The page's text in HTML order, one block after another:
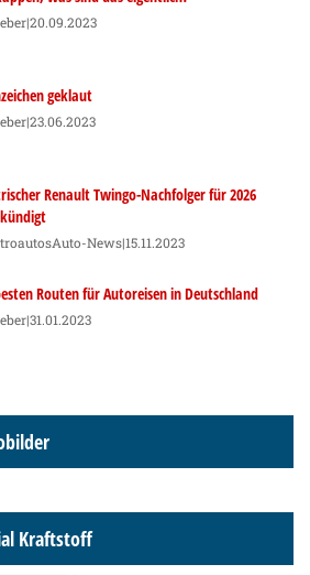
|20.09.2023
geklaut
|23.06.2023
Renault Twingo-Nachfolger für 2026
Auto-News|15.11.2023
Routen für Autoreisen in Deutschland
|31.01.2023
Kraftstoff